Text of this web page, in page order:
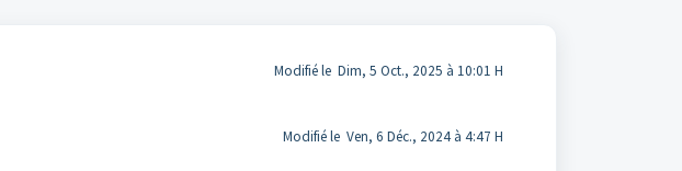
Modifié le Dim, 5 Oct., 2025 à 10:01 H
Modifié le Ven, 6 Déc., 2024 à 4:47 H